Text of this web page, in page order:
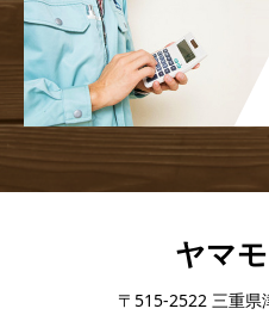
ヤマ
〒515-2522 三重県